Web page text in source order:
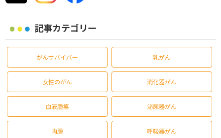
記事カテゴリー
がんサバイバー 乳がん
女性のがん 消化器がん
血液腫瘍 泌尿器がん
肉腫 呼吸器がん